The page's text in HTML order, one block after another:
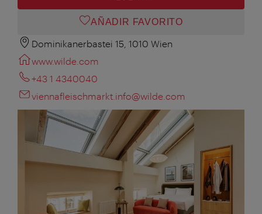
AÑADIR FAVORITO
Dominikanerbastei 15, 1010 Wien
www.wilde.com
+43 1 4340040
viennafleischmarkt.info@wilde.com